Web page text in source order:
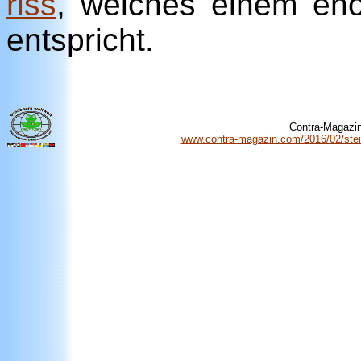
entspricht.
Contra-
www.contra-magazin.com/2016/02/